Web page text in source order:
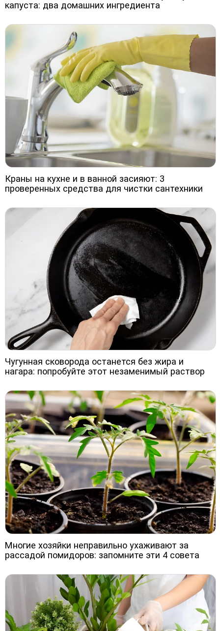
капуста: два домашних ингредиента
Краны на кухне и в ванной засияют: 3
проверенных средства для чистки сантехники
Чугунная сковорода останется без жира и
нагара: попробуйте этот незаменимый раствор
Многие хозяйки неправильно ухаживают за
рассадой помидоров: запомните эти 4 совета